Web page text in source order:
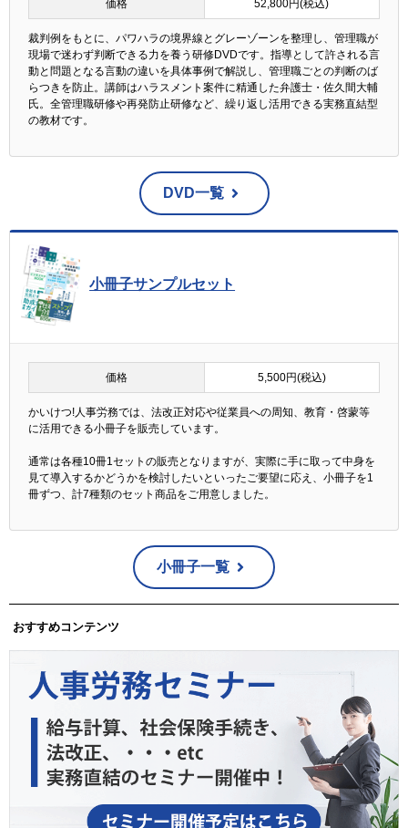
価格 52,800円(税込)
裁判例をもとに、パワハラの境界線とグレーゾーンを整理し、管理職が
現場で迷わず判断できる力を養う研修DVDです。指導として許される言
動と問題となる言動の違いを具体事例で解説し、管理職ごとの判断のば
らつきを防止。講師はハラスメント案件に精通した弁護士・佐久間大輔
氏。全管理職研修や再発防止研修など、繰り返し活用できる実務直結型
の教材です。
DVD一覧
小冊子サンプルセット
価格 5,500円(税込)
かいけつ!人事労務では、法改正対応や従業員への周知、教育・啓蒙等
に活用できる小冊子を販売しています。
通常は各種10冊1セットの販売となりますが、実際に手に取って中身を
見て導入するかどうかを検討したいといったご要望に応え、小冊子を1
冊ずつ、計7種類のセット商品をご用意しました。
小冊子一覧
おすすめコンテンツ